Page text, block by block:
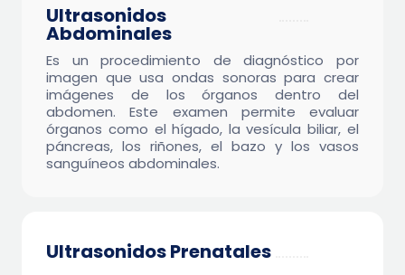
Ultrasonidos
Abdominales
Es un procedimiento de diagnóstico por
imagen que usa ondas sonoras para crear
imágenes de los órganos dentro del
abdomen. Este examen permite evaluar
órganos como el hígado, la vesícula biliar, el
páncreas, los riñones, el bazo y los vasos
sanguíneos abdominales.
Ultrasonidos Prenatales